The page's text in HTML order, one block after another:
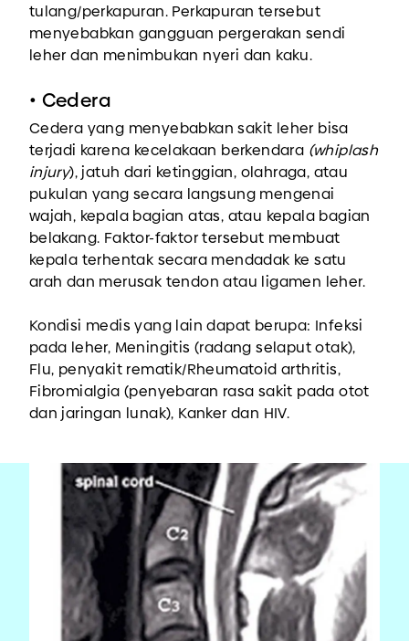
tulang/perkapuran. Perkapuran tersebut
menyebabkan gangguan pergerakan sendi
leher dan menimbukan nyeri dan kaku.
• Cedera
Cedera yang menyebabkan sakit leher bisa
terjadi karena kecelakaan berkendara (whiplash
injury), jatuh dari ketinggian, olahraga, atau
pukulan yang secara langsung mengenai
wajah, kepala bagian atas, atau kepala bagian
belakang. Faktor-faktor tersebut membuat
kepala terhentak secara mendadak ke satu
arah dan merusak tendon atau ligamen leher.
Kondisi medis yang lain dapat berupa: Infeksi
pada leher, Meningitis (radang selaput otak),
Flu, penyakit rematik/Rheumatoid arthritis,
Fibromialgia (penyebaran rasa sakit pada otot
dan jaringan lunak), Kanker dan HIV.